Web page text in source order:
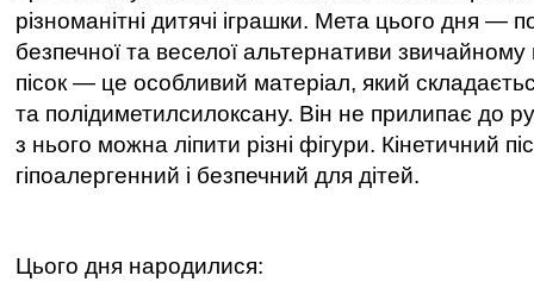
різноманітні дитячі іграшки. Мета цього дня —
безпечної та веселої альтернативи звичайному
пісок — це особливий матеріал, який
та полідиметилсилоксану. Він не прилипає до
з нього можна ліпити різні фігури. Кінетичний
гіпоалергенний і безпечний для дітей.
Цього дня народилися: